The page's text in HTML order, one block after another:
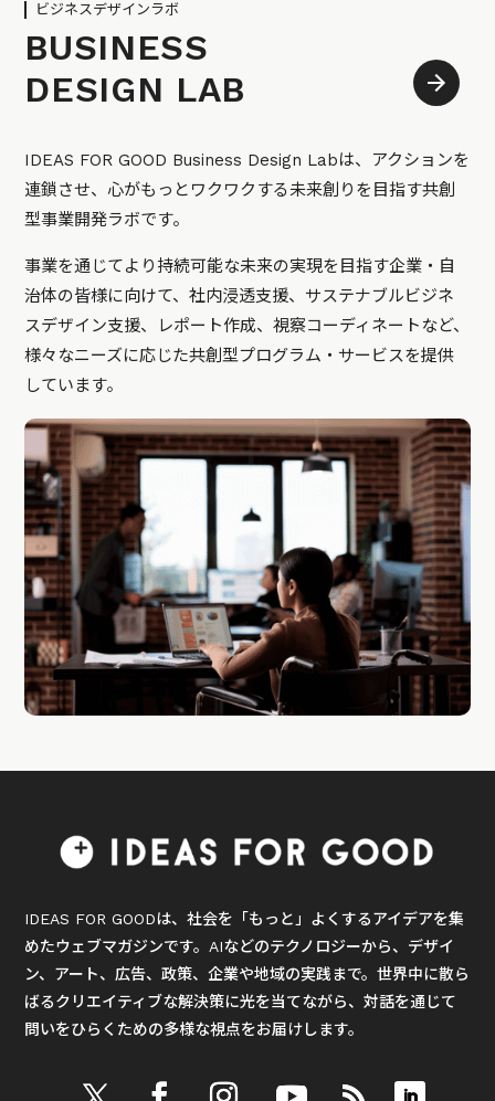
ビジネスデザインラボ
BUSINESS
DESIGN LAB
IDEAS FOR GOOD Business Design Labは、アクションを
連鎖させ、心がもっとワクワクする未来創りを目指す共創
型事業開発ラボです。
事業を通じてより持続可能な未来の実現を目指す企業・自
治体の皆様に向けて、社内浸透支援、サステナブルビジネ
スデザイン支援、レポート作成、視察コーディネートなど、
様々なニーズに応じた共創型プログラム・サービスを提供
しています。
IDEAS FOR GOODは、社会を「もっと」よくするアイデアを集
めたウェブマガジンです。AIなどのテクノロジーから、デザイ
ン、アート、広告、政策、企業や地域の実践まで。世界中に散ら
ばるクリエイティブな解決策に光を当てながら、対話を通じて
問いをひらくための多様な視点をお届けします。